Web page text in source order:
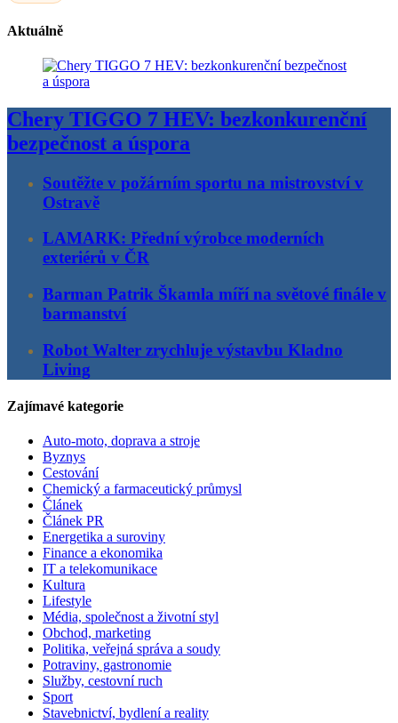
Aktuálně
Chery TIGGO 7 HEV: bezkonkurenční
bezpečnost a úspora
Soutěžte v požárním sportu na mistrovství v
Ostravě
LAMARK: Přední výrobce moderních
exteriérů v ČR
Barman Patrik Škamla míří na světové finále v
barmanství
Robot Walter zrychluje výstavbu Kladno
Living
Zajímavé kategorie
Auto-moto, doprava a stroje
Byznys
Cestování
Chemický a farmaceutický průmysl
Článek
Článek PR
Energetika a suroviny
Finance a ekonomika
IT a telekomunikace
Kultura
Lifestyle
Média, společnost a životní styl
Obchod, marketing
Politika, veřejná správa a soudy
Potraviny, gastronomie
Služby, cestovní ruch
Sport
Stavebnictví, bydlení a reality